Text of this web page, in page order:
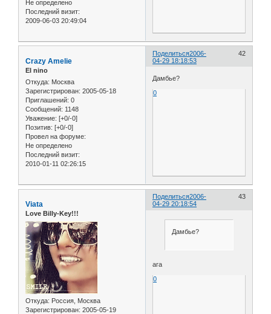
Не определено
Последний визит:
2009-06-03 20:49:04
Поделиться 42
2006-
04-29 18:18:53
Crazy Amelie
El nino
Откуда: Москва
Зарегистрирован: 2005-05-18
Приглашений: 0
Сообщений: 1148
Уважение: [+0/-0]
Позитив: [+0/-0]
Провел на форуме:
Не определено
Последний визит:
2010-01-11 02:26:15
Дамбье?
0
Поделиться 43
2006-
04-29 20:18:54
Viata
Love Billy-Key!!!
Откуда: Россия, Москва
Зарегистрирован: 2005-05-19
Дамбье?
ага
0